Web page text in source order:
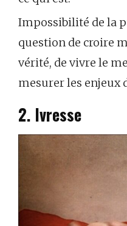
Impossibilité de la
question de croire
vérité, de vivre le
mesurer les enjeux
2. Ivresse